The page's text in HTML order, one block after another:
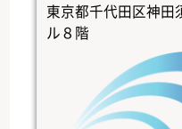
東京都千代田区神田
ル８階